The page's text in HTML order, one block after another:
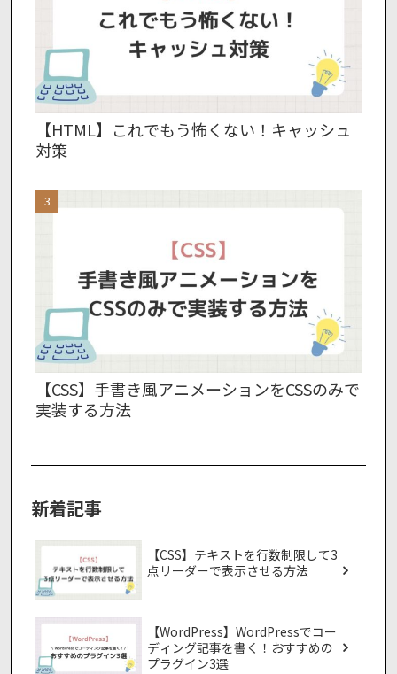
【HTML】これでもう怖くない！キャッシュ
対策
【CSS】手書き風アニメーションをCSSのみで
実装する方法
新着記事
【CSS】テキストを行数制限して3
点リーダーで表示させる方法
【WordPress】WordPressでコー
ディング記事を書く！おすすめの
プラグイン3選